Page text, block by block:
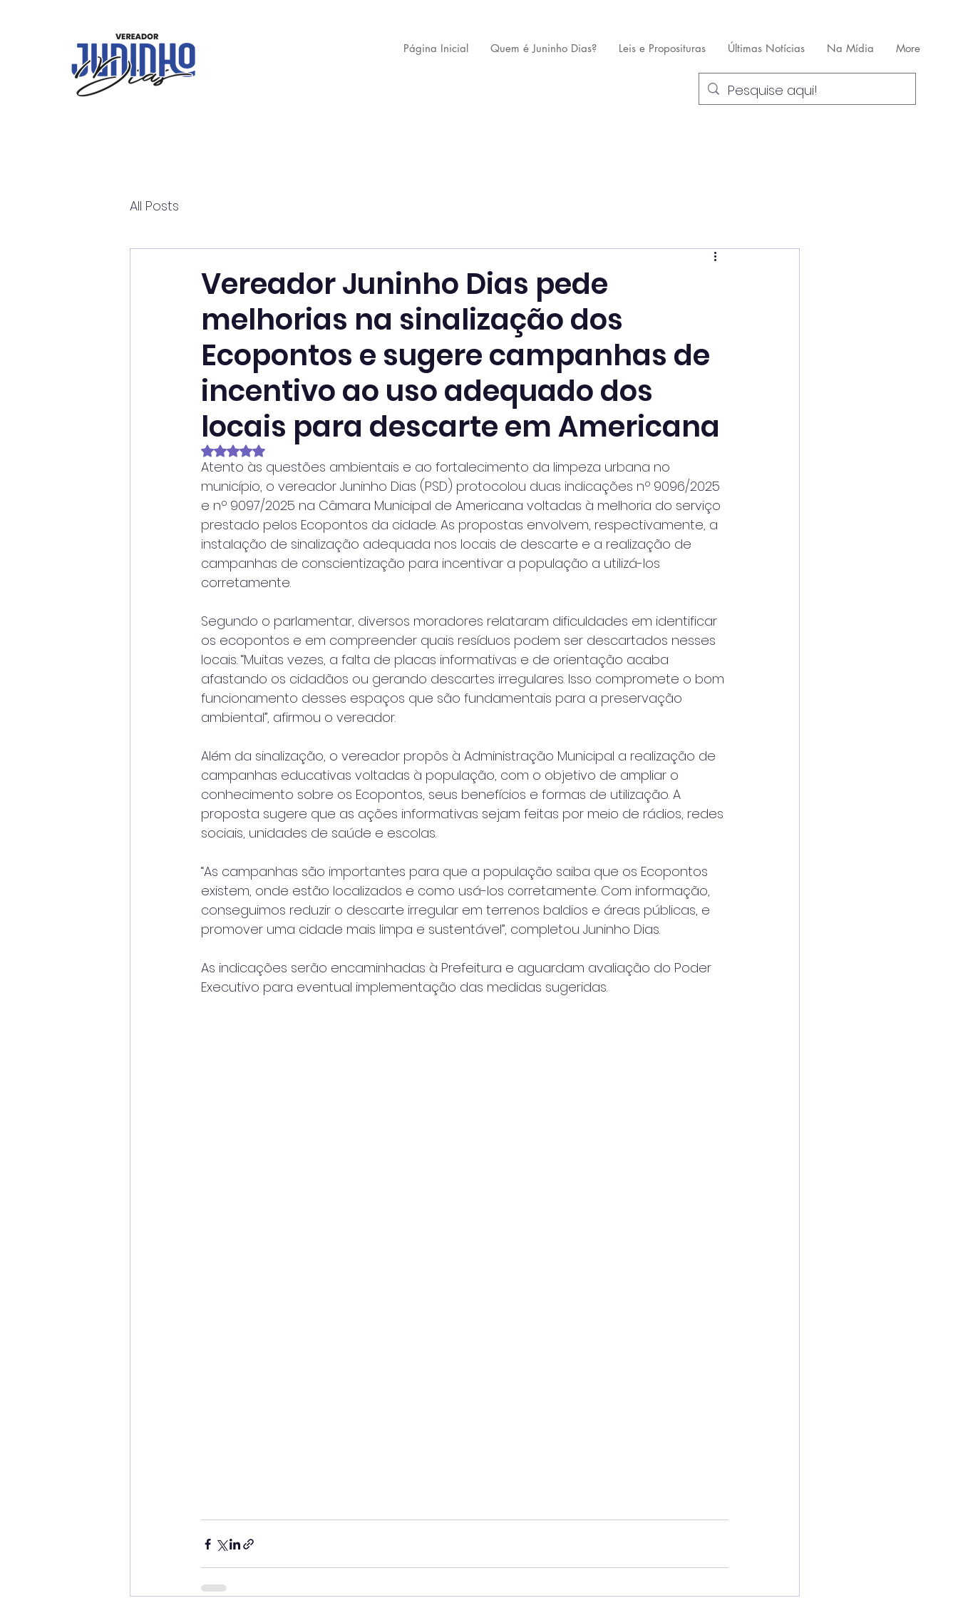
Página Inicial Quem é Juninho Dias? Leis e Proposituras Últimas Notícias Na Mídia More
All Posts
Vereador Juninho Dias pede
melhorias na sinalização dos
Ecopontos e sugere campanhas de
incentivo ao uso adequado dos
locais para descarte em Americana
Avaliado com NaN de 5 estrelas.
Atento às questões ambientais e ao fortalecimento da limpeza urbana no
município, o vereador Juninho Dias (PSD) protocolou duas indicações nº 9096/2025
e nº 9097/2025 na Câmara Municipal de Americana voltadas à melhoria do serviço
prestado pelos Ecopontos da cidade. As propostas envolvem, respectivamente, a
instalação de sinalização adequada nos locais de descarte e a realização de
campanhas de conscientização para incentivar a população a utilizá-los
corretamente.
Segundo o parlamentar, diversos moradores relataram dificuldades em identificar
os ecopontos e em compreender quais resíduos podem ser descartados nesses
locais. “Muitas vezes, a falta de placas informativas e de orientação acaba
afastando os cidadãos ou gerando descartes irregulares. Isso compromete o bom
funcionamento desses espaços que são fundamentais para a preservação
ambiental”, afirmou o vereador.
Além da sinalização, o vereador propôs à Administração Municipal a realização de
campanhas educativas voltadas à população, com o objetivo de ampliar o
conhecimento sobre os Ecopontos, seus benefícios e formas de utilização. A
proposta sugere que as ações informativas sejam feitas por meio de rádios, redes
sociais, unidades de saúde e escolas.
“As campanhas são importantes para que a população saiba que os Ecopontos
existem, onde estão localizados e como usá-los corretamente. Com informação,
conseguimos reduzir o descarte irregular em terrenos baldios e áreas públicas, e
promover uma cidade mais limpa e sustentável”, completou Juninho Dias.
As indicações serão encaminhadas à Prefeitura e aguardam avaliação do Poder
Executivo para eventual implementação das medidas sugeridas.